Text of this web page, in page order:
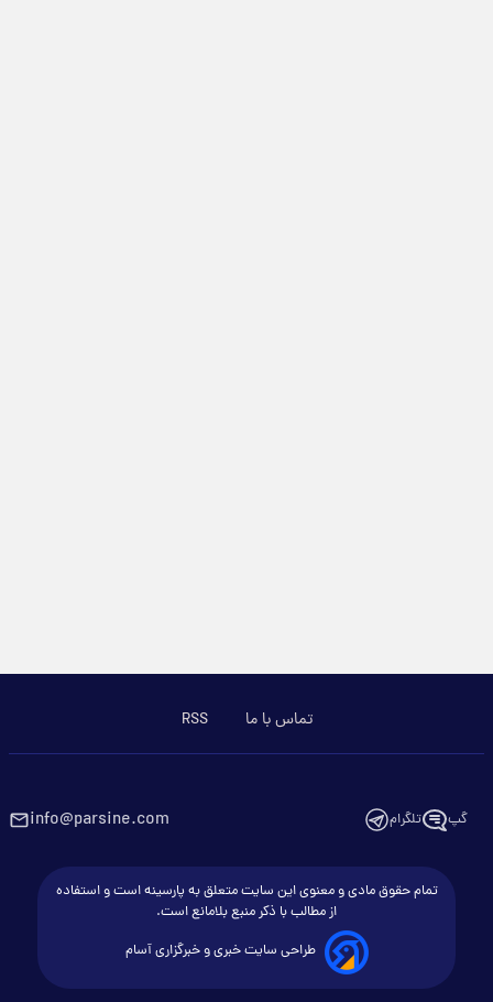
تماس با ما RSS
گپ تلگرام info@parsine.com
تمام حقوق مادی و معنوی این سایت متعلق به پارسینه است و استفاده
از مطالب با ذکر منبع بلامانع است.
طراحی سایت خبری و خبرگزاری آسام